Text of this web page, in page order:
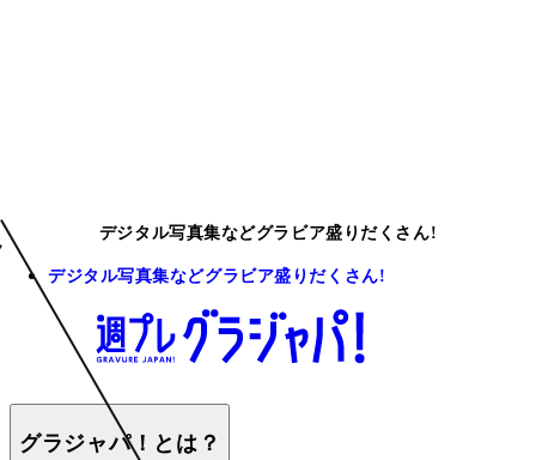
デジタル写真集などグラビア盛りだくさん!
デジタル写真集などグラビア盛りだくさん!
グラジャパ！とは？